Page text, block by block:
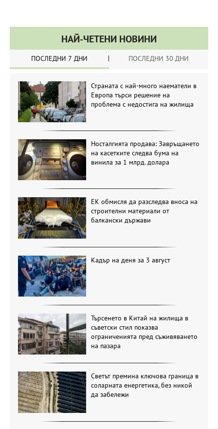
НАЙ-ЧЕТЕНИ НОВИНИ
ПОСЛЕДНИ 7 ДНИ ПОСЛЕДНИ 30 ДНИ
Страната с най-много наематели в
Европа търси решение на
проблема с недостига на жилища
Носталгията продава: Завръщането
на касетките следва бума на
винила за 1 млрд. долара
ЕК обмисля да разследва вноса на
строителни материали от
балкански държави
Кадър на деня за 3 август
Търсенето в Китай на жилища в
съветски стил показва
ограниченията пред съживяването
на пазара
Светът премина ключова граница в
соларната енергетика, без никой
да забележи